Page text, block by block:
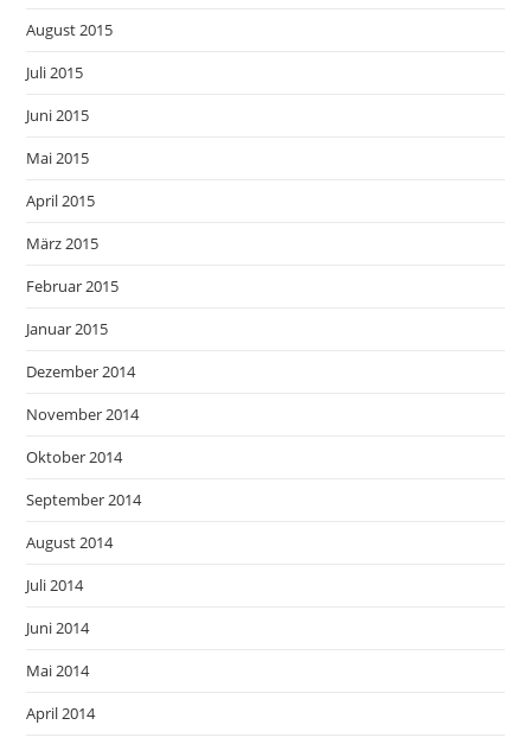
August 2015
Juli 2015
Juni 2015
Mai 2015
April 2015
März 2015
Februar 2015
Januar 2015
Dezember 2014
November 2014
Oktober 2014
September 2014
August 2014
Juli 2014
Juni 2014
Mai 2014
April 2014